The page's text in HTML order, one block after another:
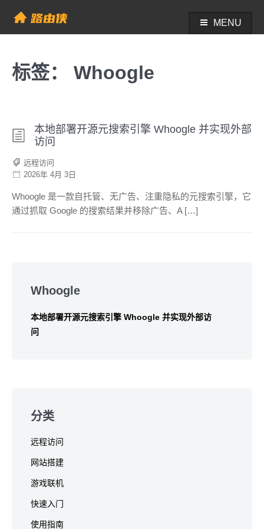
content
帮助中心 - 路由侠
MENU
标签： Whoogle
本地部署开源元搜索引擎 Whoogle 并实现外部
访问
远程访问
2026年 4月 3日
Whoogle 是一款自托管、无广告、注重隐私的元搜索引擎，它
通过抓取 Google 的搜索结果并移除广告、A […]
Whoogle
本地部署开源元搜索引擎 Whoogle 并实现外部访
问
分类
远程访问
网站搭建
游戏联机
快速入门
使用指南